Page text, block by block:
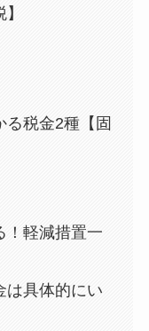
税金2種【固
！軽減措置一
は具体的にい